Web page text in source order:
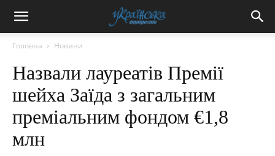
Головна Новини
Назвали лауреатів Премії
шейха Заїда з загальним
преміальним фондом €1,8
млн